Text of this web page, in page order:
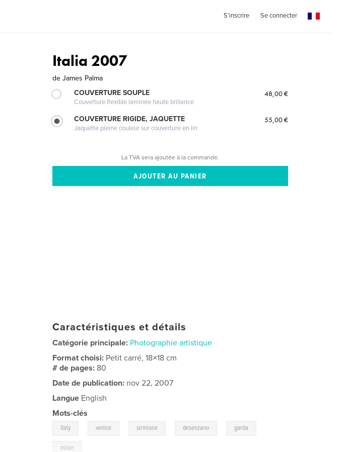
S'inscrire Se connecter
Italia 2007
de James Palma
COUVERTURE SOUPLE
Couverture flexible laminée haute brillance
48,00 €
COUVERTURE RIGIDE, JAQUETTE
Jaquette pleine couleur sur couverture en lin
55,00 €
La TVA sera ajoutée à la commande.
Caractéristiques et détails
Catégorie principale: Photographie artistique
Format choisi: Petit carré, 18×18 cm
# de pages: 80
Date de publication: nov 22, 2007
Langue English
Mots-clés
italy venice sirmione desenzano garda
milan